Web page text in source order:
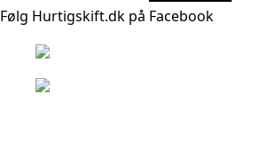
Følg Hurtigskift.dk på Facebook